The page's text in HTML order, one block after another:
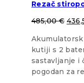
Rezač
485,00€
kutiji s 2
sastavljanje i
pogodan za